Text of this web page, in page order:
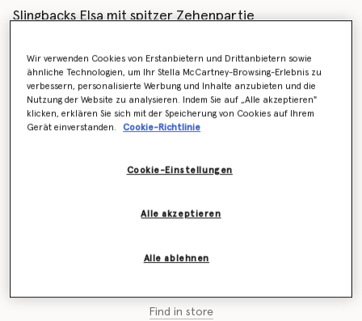
Slingbacks Elsa mit spitzer Zehenpartie
Farbe Weiß
ausgewählt
Wähle die Größe aus (Italian)
Find in store
Wir verwenden Cookies von Erstanbietern und Drittanbietern sowie
ähnliche Technologien, um Ihr Stella McCartney-Browsing-Erlebnis zu
verbessern, personalisierte Werbung und Inhalte anzubieten und die
Nutzung der Website zu analysieren. Indem Sie auf „Alle akzeptieren"
klicken, erklären Sie sich mit der Speicherung von Cookies auf Ihrem
Gerät einverstanden.
Cookie-Richtlinie
Cookie-Einstellungen
Alle ablehnen
Alle akzeptieren